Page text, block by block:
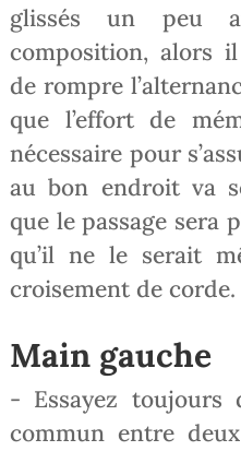
glissés un peu
composition, alors
de rompre
que l’effort de
nécessaire pour
au bon endroit va
que le passage sera
qu’il ne le serait
croisement de corde.
Main gauche
- Essayez
commun entre